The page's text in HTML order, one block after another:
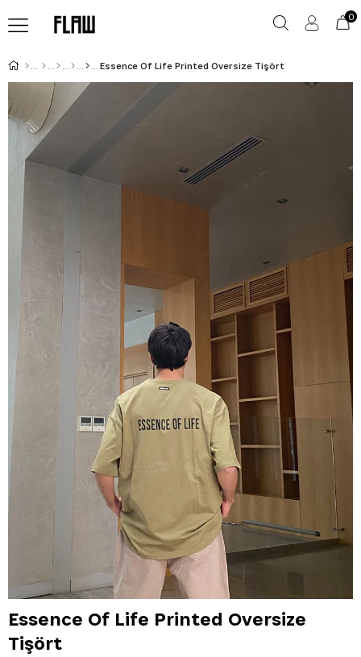
0
Essence Of Life Printed Oversize Tişört
Essence Of Life Printed Oversize
Tişört